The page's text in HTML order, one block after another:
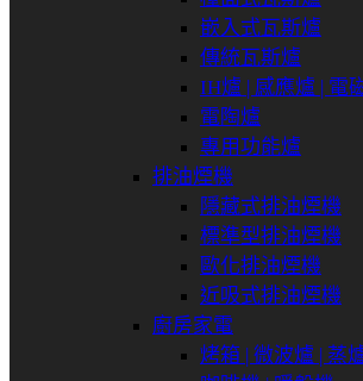
嵌入式瓦斯爐
傳統瓦斯爐
IH爐 | 感應爐 | 電
電陶爐
專用功能爐
排油煙機
隱藏式排油煙機
標準型排油煙機
歐化排油煙機
近吸式排油煙機
廚房家電
烤箱 | 微波爐 | 蒸